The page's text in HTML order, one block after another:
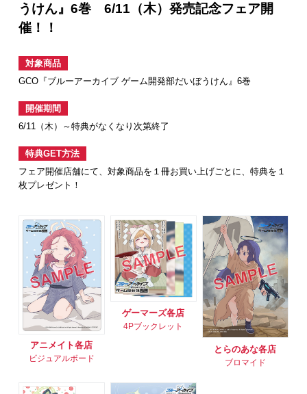
うけん』6巻 6/11（木）発売記念フェア開
催！！
対象商品
GCO『ブルーアーカイブ ゲーム開発部だいぼうけん』6巻
開催期間
6/11（木）～特典がなくなり次第終了
特典GET方法
フェア開催店舗にて、対象商品を１冊お買い上げごとに、特典を１
枚プレゼント！
アニメイト各店
ビジュアルボード
ゲーマーズ各店
4Pブックレット
とらのあな各店
ブロマイド